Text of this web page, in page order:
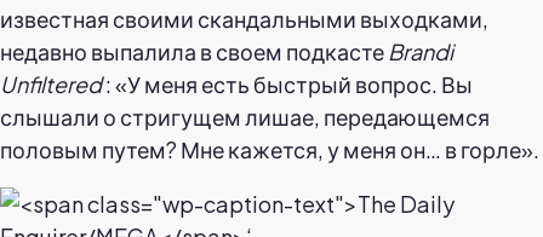
известная своими скандальными выходками,
недавно выпалила в своем подкасте Brandi
Unfiltered: «У меня есть быстрый вопрос. Вы
слышали о стригущем лишае, передающемся
половым путем? Мне кажется, у меня он… в горле».